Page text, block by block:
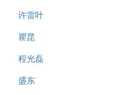
许雷叶
瞿昆
程光磊
盛东